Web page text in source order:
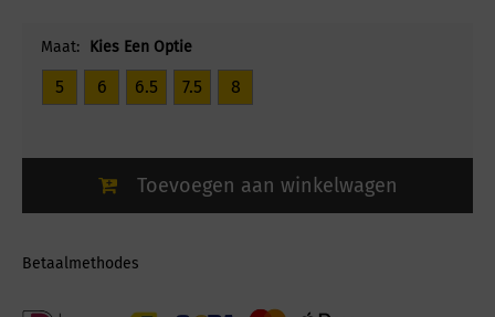
Maat: Kies Een Optie
5 6 6.5 7.5 8
Toevoegen aan winkelwagen
Betaalmethodes